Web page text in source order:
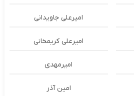
امیرعلی جاویدانی
امیرعلی کریمخانی
امیرمهدی
امین آذر